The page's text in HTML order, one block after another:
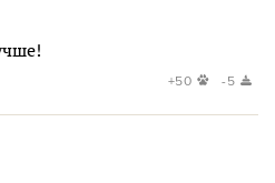
+50 -5